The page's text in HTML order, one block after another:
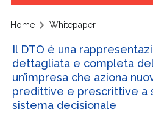
Home Whitepaper
Il DTO è una
dettagliata e completa
un’impresa che aziona
predittive e prescrittive a
sistema decisionale